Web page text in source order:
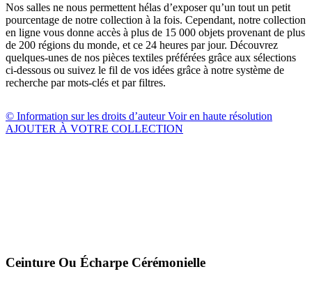
Nos salles ne nous permettent hélas d’exposer qu’un tout un petit
pourcentage de notre collection à la fois. Cependant, notre collection
en ligne vous donne accès à plus de 15 000 objets provenant de plus
de 200 régions du monde, et ce 24 heures par jour. Découvrez
quelques-unes de nos pièces textiles préférées grâce aux sélections
ci-dessous ou suivez le fil de vos idées grâce à notre système de
recherche par mots-clés et par filtres.
© Information sur les droits d’auteurVoir en haute résolution
AJOUTER À VOTRE COLLECTION
Ceinture Ou Écharpe Cérémonielle